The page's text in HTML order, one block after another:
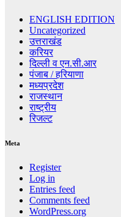
ENGLISH EDITION
Uncategorized
उत्तराखंड
करियर
दिल्ली व एन.सी.आर
पंजाब / हरियाणा
मध्यप्रदेश
राजस्थान
राष्ट्रीय
रिजल्ट
Meta
Register
Log in
Entries feed
Comments feed
WordPress.org